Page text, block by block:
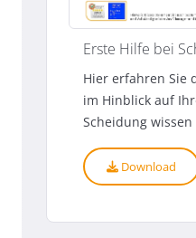
Erste Hilfe bei
Hier erfahren Sie
im Hinblick auf
Scheidung wissen
Download